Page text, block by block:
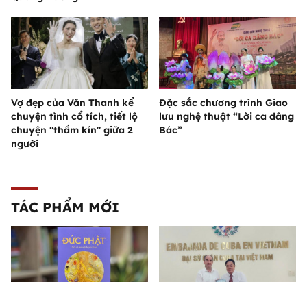
Vợ đẹp của Văn Thanh kể
chuyện tình cổ tích, tiết lộ
chuyện "thầm kín" giữa 2
người
Đặc sắc chương trình Giao
lưu nghệ thuật “Lời ca dâng
Bác”
TÁC PHẨM MỚI